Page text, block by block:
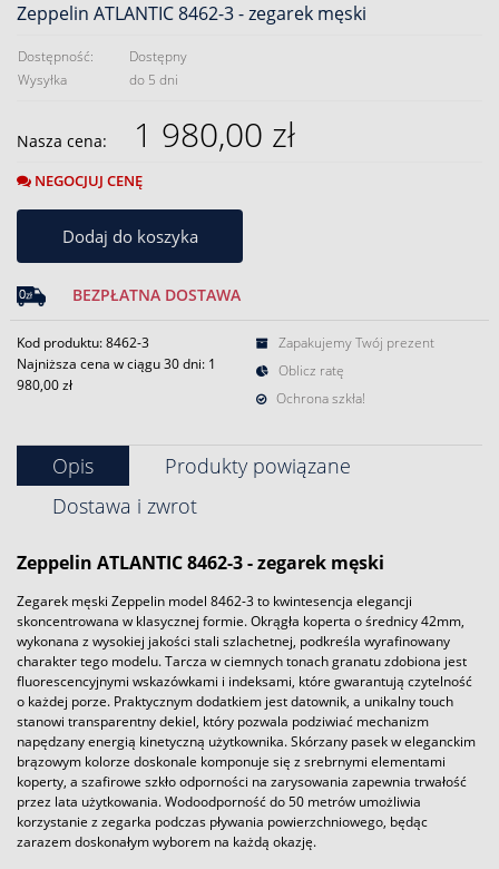
Zeppelin ATLANTIC 8462-3 - zegarek męski
Dostępność:
Dostępny
Wysyłka
do 5 dni
Nasza cena: 1 980,00 zł
NEGOCJUJ CENĘ
Dodaj do koszyka
BEZPŁATNA DOSTAWA
Kod produktu: 8462-3
Najniższa cena w ciągu 30 dni: 1
980,00 zł
Zapakujemy Twój prezent
Oblicz ratę
Ochrona szkła!
Opis
Produkty powiązane
Dostawa i zwrot
Zeppelin ATLANTIC 8462-3- zegarek męski
Zegarek męski Zeppelin model 8462-3 to kwintesencja elegancji
skoncentrowana w klasycznej formie. Okrągła koperta o średnicy 42mm,
wykonana z wysokiej jakości stali szlachetnej, podkreśla wyrafinowany
charakter tego modelu. Tarcza w ciemnych tonach granatu zdobiona jest
fluorescencyjnymi wskazówkami i indeksami, które gwarantują czytelność
o każdej porze. Praktycznym dodatkiem jest datownik, a unikalny touch
stanowi transparentny dekiel, który pozwala podziwiać mechanizm
napędzany energią kinetyczną użytkownika. Skórzany pasek w eleganckim
brązowym kolorze doskonale komponuje się z srebrnymi elementami
koperty, a szafirowe szkło odporności na zarysowania zapewnia trwałość
przez lata użytkowania. Wodoodporność do 50 metrów umożliwia
korzystanie z zegarka podczas pływania powierzchniowego, będąc
zarazem doskonałym wyborem na każdą okazję.